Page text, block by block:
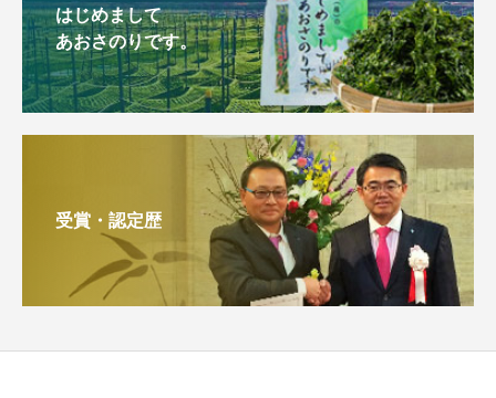
はじめまして
あおさのりです。
受賞・認定歴